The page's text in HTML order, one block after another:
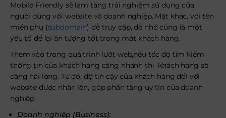
Mobile Friendly sẽ làm tăng trải nghiệm sử dụng của
người dùng với website và doanh nghiệp. Mặt khác, với tên
miền phụ (subdomain) dễ truy cập, dễ nhớ cũng là một
yếu tố để lại ấn tượng tốt trong mắt khách hàng.
Thêm vào trong quá trình lướt web,nếu tốc độ tìm kiếm
thông tin của khách hàng càng nhanh thì khách hàng sẽ
càng hài lòng. Từ đó, độ tin cậy của khách hàng đối với
website được nhân lên, góp phần tăng uy tín của doanh
nghiệp.
Doanh nghiệp (Business):